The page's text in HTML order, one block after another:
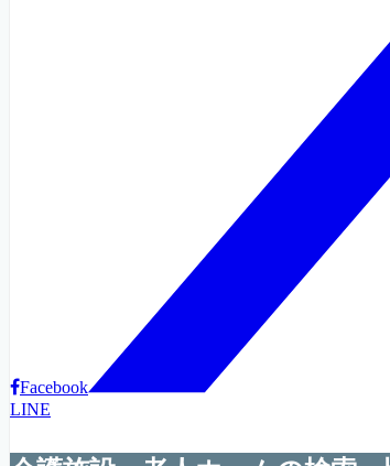
Facebook
LINE